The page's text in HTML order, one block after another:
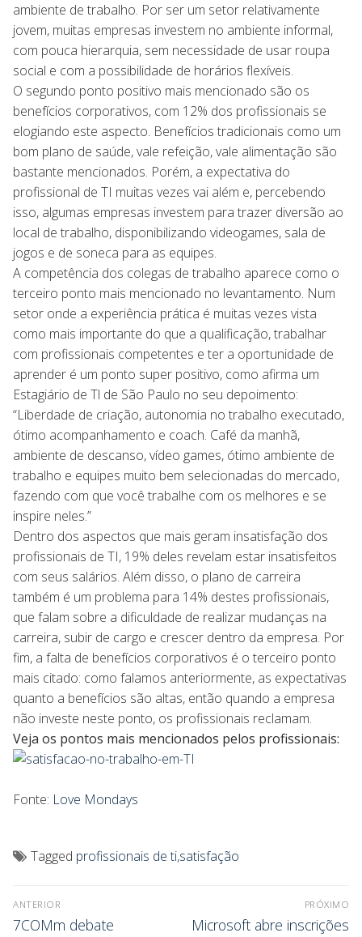
ambiente de trabalho. Por ser um setor relativamente
jovem, muitas empresas investem no ambiente informal,
com pouca hierarquia, sem necessidade de usar roupa
social e com a possibilidade de horários flexíveis.
O segundo ponto positivo mais mencionado são os
benefícios corporativos, com 12% dos profissionais se
elogiando este aspecto. Benefícios tradicionais como um
bom plano de saúde, vale refeição, vale alimentação são
bastante mencionados. Porém, a expectativa do
profissional de TI muitas vezes vai além e, percebendo
isso, algumas empresas investem para trazer diversão ao
local de trabalho, disponibilizando videogames, sala de
jogos e de soneca para as equipes.
A competência dos colegas de trabalho aparece como o
terceiro ponto mais mencionado no levantamento. Num
setor onde a experiência prática é muitas vezes vista
como mais importante do que a qualificação, trabalhar
com profissionais competentes e ter a oportunidade de
aprender é um ponto super positivo, como afirma um
Estagiário de Tl de São Paulo no seu depoimento:
“Liberdade de criação, autonomia no trabalho executado,
ótimo acompanhamento e coach. Café da manhã,
ambiente de descanso, vídeo games, ótimo ambiente de
trabalho e equipes muito bem selecionadas do mercado,
fazendo com que você trabalhe com os melhores e se
inspire neles.”
Dentro dos aspectos que mais geram insatisfação dos
profissionais de TI, 19% deles revelam estar insatisfeitos
com seus salários. Além disso, o plano de carreira
também é um problema para 14% destes profissionais,
que falam sobre a dificuldade de realizar mudanças na
carreira, subir de cargo e crescer dentro da empresa. Por
fim, a falta de benefícios corporativos é o terceiro ponto
mais citado: como falamos anteriormente, as expectativas
quanto a benefícios são altas, então quando a empresa
não investe neste ponto, os profissionais reclamam.
Veja os pontos mais mencionados pelos profissionais:
Fonte: Love Mondays
Tagged profissionais de ti,satisfação
ANTERIOR
7COMm debate
PRÓXIMO
Microsoft abre inscrições